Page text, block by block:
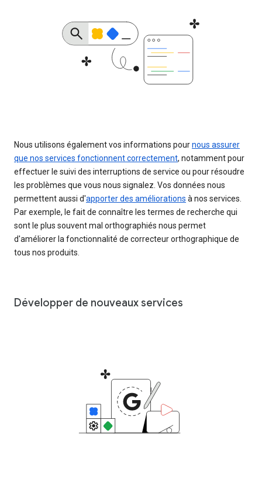
Nous utilisons également vos informations pournous assurer
que nos services fonctionnent correctement, notamment pour
effectuer le suivi des interruptions de service ou pour résoudre
les problèmes que vous nous signalez. Vos données nous
permettent aussi d'apporter des améliorations à nos services.
Par exemple, le fait de connaître les termes de recherche qui
sont le plus souvent mal orthographiés nous permet
d'améliorer la fonctionnalité de correcteur orthographique de
tous nos produits.
Développer de nouveaux services